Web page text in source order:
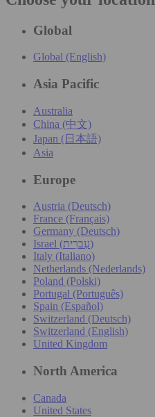
Global
Global (English)
Asia Pacific
Australia
China (中文)
Japan (日本語)
Asia
Europe
Austria (Deutsch)
France (Français)
Germany (Deutsch)
Israel (עִברִית)
Italy (Italiano)
Netherlands (Nederlands)
Poland (Polski)
Portugal (Português)
Spain (Español)
Switzerland (Deutsch)
Switzerland (English)
United Kingdom
North America
Canada
United States